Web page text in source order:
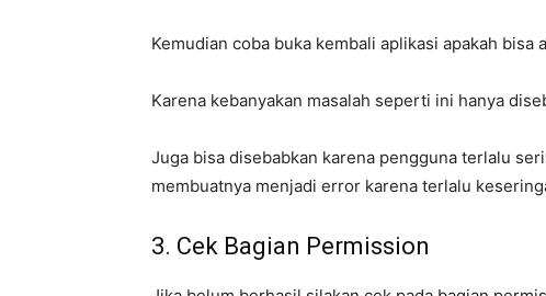
Kemudian coba buka kembali aplikasi apakah bisa
Karena kebanyakan masalah seperti ini hanya
Juga bisa disebabkan karena pengguna terlalu
membuatnya menjadi error karena terlalu
3. Cek Bagian Permission